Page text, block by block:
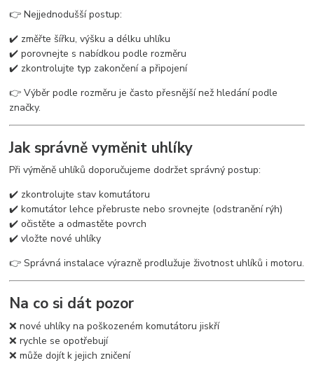
👉 Nejjednodušší postup:
✔️ změřte šířku, výšku a délku uhlíku
✔️ porovnejte s nabídkou podle rozměru
✔️ zkontrolujte typ zakončení a připojení
👉 Výběr podle rozměru je často přesnější než hledání podle
značky.
Jak správně vyměnit uhlíky
Při výměně uhlíků doporučujeme dodržet správný postup:
✔️ zkontrolujte stav komutátoru
✔️ komutátor lehce přebruste nebo srovnejte (odstranění rýh)
✔️ očistěte a odmastěte povrch
✔️ vložte nové uhlíky
👉 Správná instalace výrazně prodlužuje životnost uhlíků i motoru.
Na co si dát pozor
❌ nové uhlíky na poškozeném komutátoru jiskří
❌ rychle se opotřebují
❌ může dojít k jejich zničení